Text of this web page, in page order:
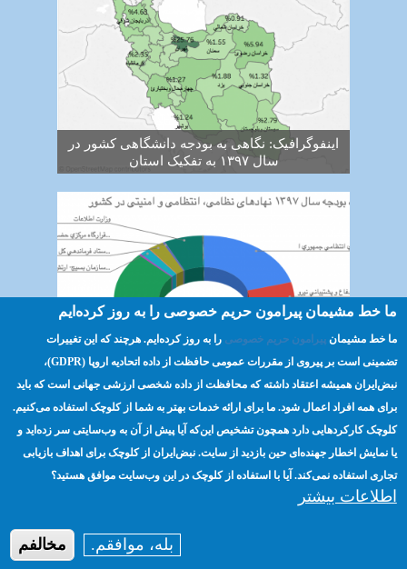
اینفوگرافیک: نگاهی به بودجه دانشگاهی کشور در
سال ۱۳۹۷ به تفکیک استان
انتظامی و امنیتی کشور در لایحه بودجه سال ۱۳۹۷
Footer
menu
صفحه اصلی مسئولیت‌پذیری
ترویج
انتخابات
منابع
حریم خصوصی
ما خط مشیمان پیرامون حریم خصوصی را به روز کرده‌ایم
ما خط مشیمانپیرامون حریم خصوصی را به روز کرده‌ایم. هرچند که این تغییرات
تضمینی است بر پیروی از مقررات عمومی حافظت از داده اتحادیه اروپا (GDPR)،‌
نبض‌ایران همیشه اعتقاد داشته که محافظت از داده شخصی ارزشی جهانی است که باید
برای همه افراد اعمال شود. ما برای ارائه خدمات بهتر به شما از کلوچک استفاده می‌کنیم.
کلوچک کارکردهایی دارد همچون تشخیص این‌که آیا پیش از آن به وب‌سایتی سر زده‌اید و
یا نمایش اخطار جهنده‌ای حین بازدید از سایت. نبض‌ایران از کلوچک برای اهداف بازیابی
تجاری استفاده نمی‌کند. آیا با استفاده از کلوچک در این وب‌سایت موافق هستید؟
اطلاعات بیشتر
بله، موافقم. مخالفم